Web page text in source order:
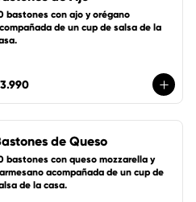
bastones con ajo y orégano
de un cup de salsa de la
de Queso
bastones con queso mozzarella y
acompañada de un cup de
de la casa.